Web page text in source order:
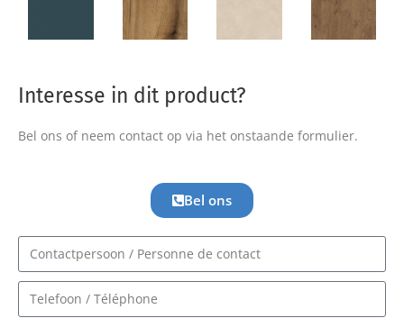
Interesse in dit product?
Bel ons of neem contact op via het onstaande formulier.
Bel ons